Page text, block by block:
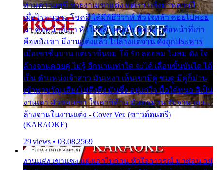
ท่ามความสุขี ช่วยงานเขาแต่ง แต่เรา แล้งมาหลายปี
เมื่อไรหนอจะ โชคดี ได้มีพิธีวิวาห์ หัวใจหล้า คอยไปคอย
มา คือหน้าที่เก่า หัวใจหล้า คอยไปคอยมา คือหน้าที่เก่า
คือหยังเขา มีงานแต่งแล้ว ไปล้างแต่จาน ดั่งถูกประหาร
เมื่อเขาชื่นบาน แต่เราขื่นขม โอ้ รัก ลอยลม ไม่สม ดัง ใจ
ล้างจานคอยคู่ ไม่รู้ อีกนานเท่าใด จะได้ เลื่อนขั้นบันได ได้
เป็น ตำแหน่งเจ้าสาว มันเหงา เห็นเขามีคู่ ซมดู มีคู่ก็ม่วน
เข้าพาขวัญ เสียงโห่ตึงตึง มันซึ้ง อยู่แก่ใจ มื้อใด๋หนอ สิเป็น
งานเฮา มัวซอยเขา ใจเฮาซิด้าน มันทรมาน จับจาน เอย…
ล้างจานในงานแต่ง - Cover Ver. (ซาวด์ดนตรี)
(KARAOKE)
29 views • 03.08.2569
งานแต่ง เขาแซง แย่งเอาไปก่อน หัวใจอาวรณ์ มาซ่อน อยู่